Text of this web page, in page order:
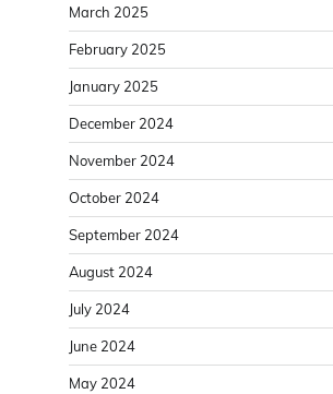
March 2025
February 2025
January 2025
December 2024
November 2024
October 2024
September 2024
August 2024
July 2024
June 2024
May 2024